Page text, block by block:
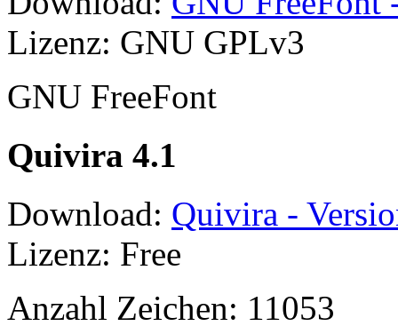
Lizenz: GNU GPLv3
GNU FreeFont
Quivira 4.1
Download: Quivira -
Lizenz: Free
Anzahl Zeichen: 11053